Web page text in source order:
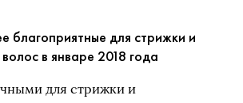
благоприятные для стрижки и
в январе 2018 года
для стрижки и